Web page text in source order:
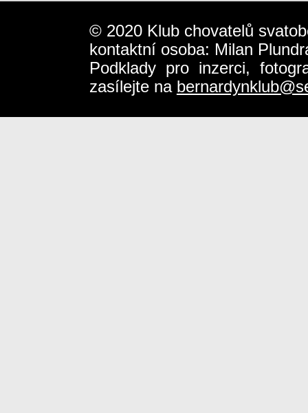
© 2020 Klub chovatelů
kontaktní osoba: Milan
Podklady pro inzerci,
zasílejte na